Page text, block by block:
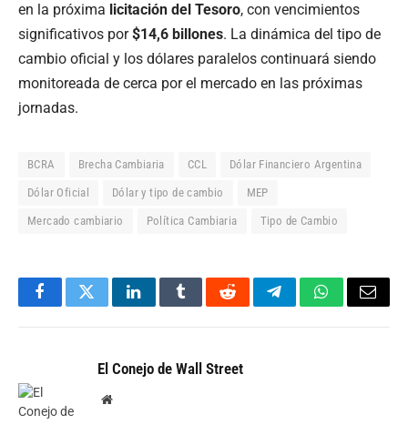
en la próxima licitación del Tesoro, con vencimientos
significativos por$14,6 billones. La dinámica del tipo de
cambio oficial y los dólares paralelos continuará siendo
monitoreada de cerca por el mercado en las próximas
jornadas.
BCRA Brecha Cambiaria CCL Dólar Financiero Argentina
Dólar Oficial Dólar y tipo de cambio MEP
Mercado cambiario Política Cambiaria Tipo de Cambio
FacebookTwitterLinkedInTumblrRedditTelegramWhatsApp
Email
El Conejo de Wall Street
Website